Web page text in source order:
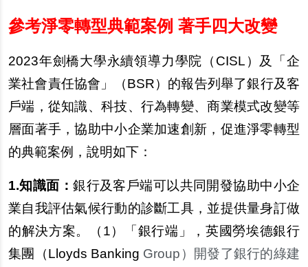
參考淨零轉型典範案例 著手四大改變
2023年劍橋大學永續領導力學院（CISL）及「企
業社會責任協會」（BSR）的報告列舉了銀行及客
戶端，從知識、科技、行為轉變、商業模式改變等
層面著手，協助中小企業加速創新，促進淨零轉型
的典範案例，說明如下：
1.知識面：銀行及客戶端可以共同開發協助中小企
業自我評估氣候行動的診斷工具，並提供量身訂做
的解決方案。（1）「銀行端」，英國勞埃德銀行
集團（Lloyds Banking Group ）開發了銀行的綠建